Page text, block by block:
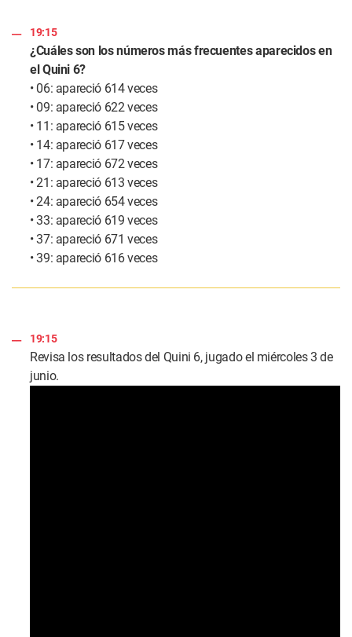
19:15
¿Cuáles son los números más frecuentes aparecidos en
el Quini 6?
• 06: apareció 614 veces
• 09: apareció 622 veces
• 11: apareció 615 veces
• 14: apareció 617 veces
• 17: apareció 672 veces
• 21: apareció 613 veces
• 24: apareció 654 veces
• 33: apareció 619 veces
• 37: apareció 671 veces
• 39: apareció 616 veces
19:15
Revisa los resultados del Quini 6, jugado el miércoles 3 de
junio.